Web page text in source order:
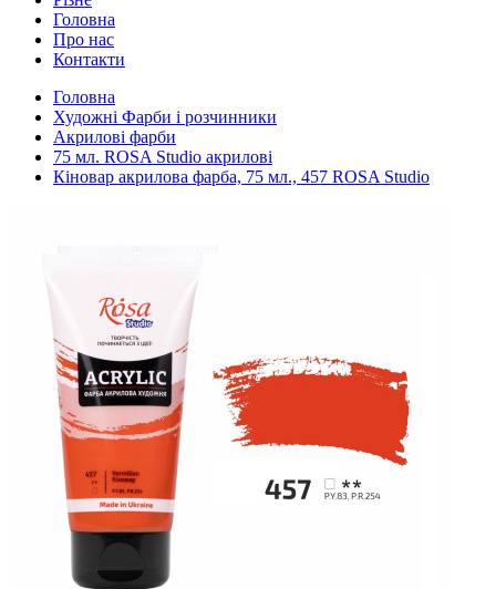
Головна
Про нас
Контакти
Головна
Художні Фарби і розчинники
Акрилові фарби
75 мл. ROSA Studio акрилові
Кіновар акрилова фарба, 75 мл., 457 ROSA Studio